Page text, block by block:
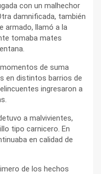
con un malhechor
damnificada, también
armado, llamó a la
tomaba mates
de suma
en distintos barrios de
ingresaron a
a malvivientes,
tipo carnicero. En
en calidad de
de los hechos